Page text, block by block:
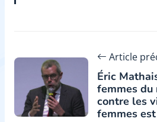
Article
Éric
femmes du
contre les
femmes